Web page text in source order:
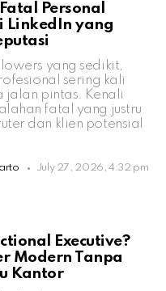
Personal
LinkedIn yang
yang sedikit,
sering kali
jalan pintas. Kenali
fatal yang justru
dan klien potensial
July 27, 2026, 4:32 pm
Executive?
Modern Tanpa
Kantor